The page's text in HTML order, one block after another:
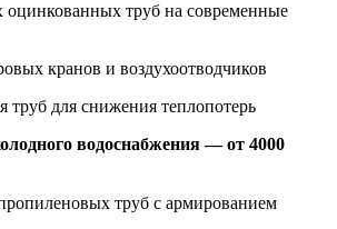
оцинкованных труб на современные
кранов и воздухоотводчиков
труб для снижения теплопотерь
водоснабжения — от 4000
труб с армированием